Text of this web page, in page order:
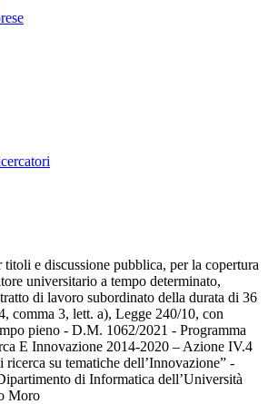
titoli e discussione pubblica, per la copertura
universitario a tempo determinato,
di lavoro subordinato della durata di 36
comma 3, lett. a), Legge 240/10, con
pieno - D.M. 1062/2021 - Programma
E Innovazione 2014-2020 – Azione IV.4
su tematiche dell’Innovazione” -
di Informatica dell’Università
Moro